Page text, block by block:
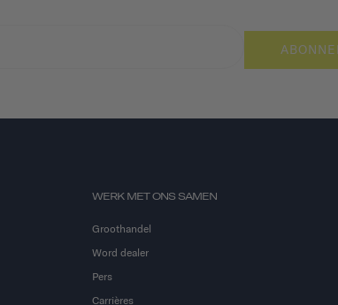
WERK MET ONS SAMEN
Groothandel
Word dealer
Pers
Carrières